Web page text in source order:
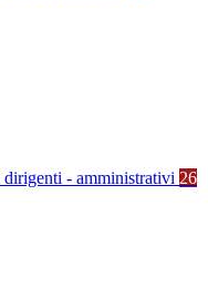
- amministrativi 26